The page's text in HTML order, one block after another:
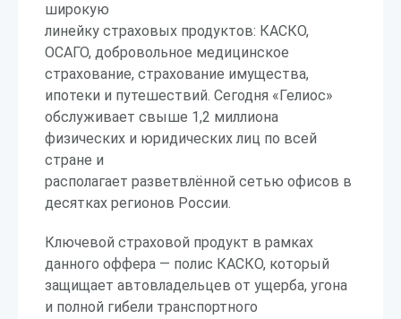
широкую
линейку страховых продуктов: КАСКО,
ОСАГО, добровольное медицинское
страхование, страхование имущества,
ипотеки и путешествий. Сегодня «Гелиос»
обслуживает свыше 1,2 миллиона
физических и юридических лиц по всей
стране и
располагает разветвлённой сетью офисов в
десятках регионов России.
Ключевой страховой продукт в рамках
данного оффера — полис КАСКО, который
защищает автовладельцев от ущерба, угона
и полной гибели транспортного